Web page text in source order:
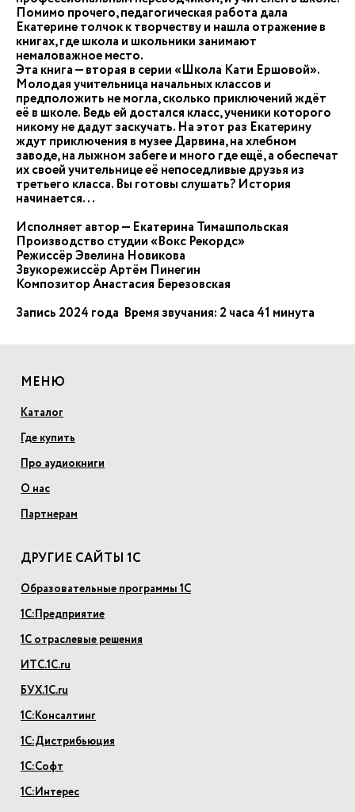
Помимо прочего, педагогическая работа дала
Екатерине толчок к творчеству и нашла отражение в
книгах, где школа и школьники занимают
немаловажное место.
Эта книга — вторая в серии «Школа Кати Ершовой».
Молодая учительница начальных классов и
предположить не могла, сколько приключений ждёт
её в школе. Ведь ей достался класс, ученики которого
никому не дадут заскучать. На этот раз Екатерину
ждут приключения в музее Дарвина, на хлебном
заводе, на лыжном забеге и много где ещё, а обеспечат
их своей учительнице её непоседливые друзья из
третьего класса. Вы готовы слушать? История
начинается...
Исполняет автор — Екатерина Тимашпольская
Производство студии «Вокс Рекордс»
Режиссёр Эвелина Новикова
Звукорежиссёр Артём Пинегин
Композитор Анастасия Березовская
Запись 2024 года Время звучания: 2 часа 41 минута
МЕНЮ
Каталог
Где купить
Про аудиокниги
О нас
Партнерам
ДРУГИЕ САЙТЫ 1С
Образовательные программы 1С
1С:Предприятие
1С отраслевые решения
ИТС.1С.ru
БУХ.1С.ru
1С:Консалтинг
1С:Дистрибьюция
1С:Софт
1С:Интерес